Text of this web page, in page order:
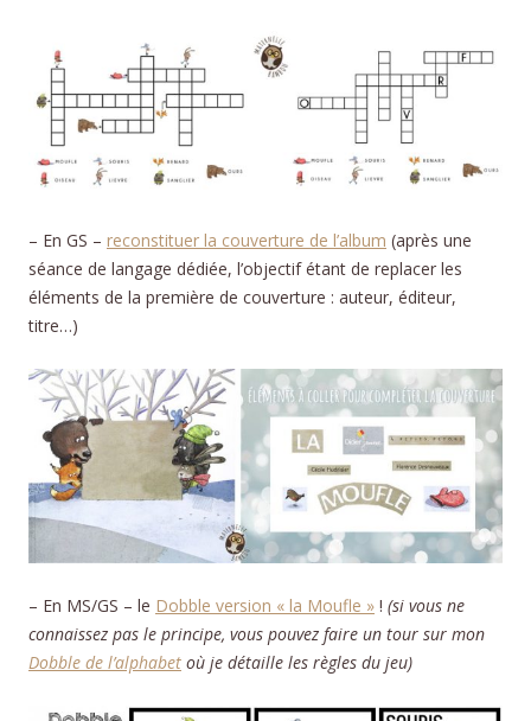
– En GS – reconstituer la couverture de l’album (après une
séance de langage dédiée, l’objectif étant de replacer les
éléments de la première de couverture : auteur, éditeur,
titre…)
– En MS/GS – le Dobble version « la Moufle » ! (si vous ne
connaissez pas le principe, vous pouvez faire un tour sur mon
Dobble de l’alphabet où je détaille les règles du jeu)